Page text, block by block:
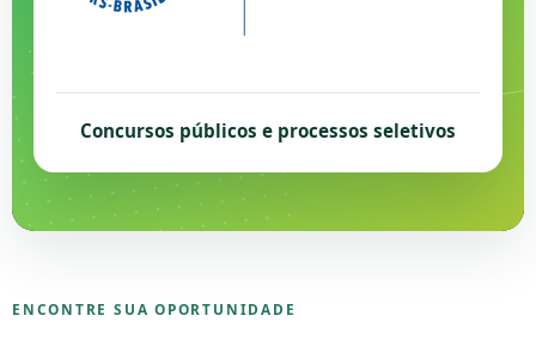
Concursos públicos e processos seletivos
ENCONTRE SUA OPORTUNIDADE